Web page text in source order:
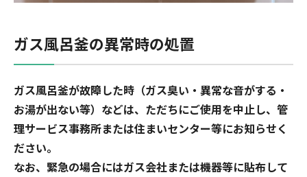
ガス風呂釜の異常時の処置
ガス風呂釜が故障した時（ガス臭い・異常な音がする・
お湯が出ない等）などは、ただちにご使用を中止し、管
理サービス事務所または住まいセンター等にお知らせく
ださい。
なお、緊急の場合にはガス会社または機器等に貼布して